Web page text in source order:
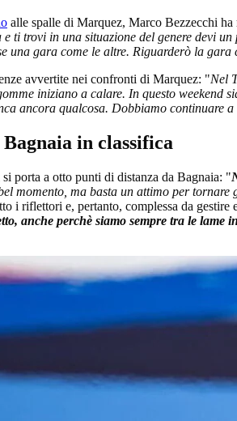
alle spalle di Marquez, Marco Bezzecchi
ti trovi in una situazione del genere devi
una gara come le altre. Riguarderò la
avvertite nei confronti di Marquez: "Nel
iniziano a calare. In questo weekend
ancora qualcosa. Dobbiamo continuare
in classifica
porta a otto punti di distanza da Bagnaia: "
momento, ma basta un attimo per tornare
i riflettori e, pertanto, complessa da gestire
anche perchè siamo sempre tra le lame